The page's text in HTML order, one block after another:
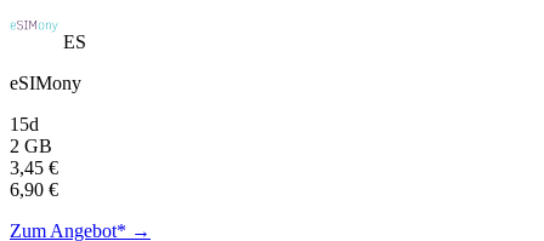
ES
eSIMony
15d
2 GB
3,45 €
6,90 €
Zum Angebot* →